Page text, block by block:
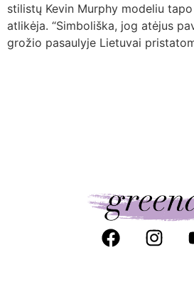
stilistų Kevin Murphy modeliu
atlikėja. “Simboliška, jog atėjus
grožio pasaulyje Lietuvai